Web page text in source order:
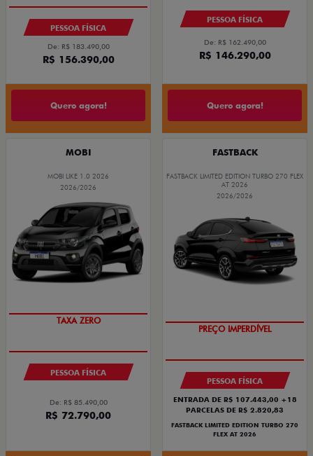
PESSOA FÍSICA
De: R$ 183.490,00
R$ 156.390,00
Quero agora!
PESSOA FÍSICA
De: R$ 162.490,00
R$ 146.290,00
Quero agora!
MOBI
MOBI LIKE 1.0 2026
2026/2026
TAXA ZERO
PESSOA FÍSICA
De: R$ 85.490,00
R$ 72.790,00
FASTBACK
FASTBACK LIMITED EDITION TURBO 270 FLEX
AT 2026
2026/2026
PREÇO IMPERDÍVEL
PESSOA FÍSICA
ENTRADA DE R$ 107.443,00 +18
PARCELAS DE R$ 2.820,83
FASTBACK LIMITED EDITION TURBO 270
FLEX AT 2026